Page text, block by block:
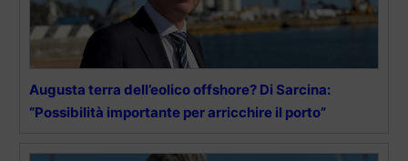
Augusta terra dell’eolico offshore? Di Sarcina:
“Possibilità importante per arricchire il porto”